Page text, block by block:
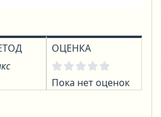
ОЦЕНКА
Пока нет оценок